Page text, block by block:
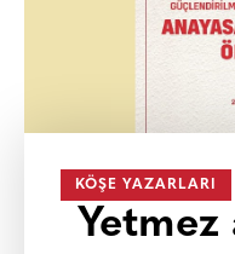
KÖŞE YAZARLARI
Yetmez